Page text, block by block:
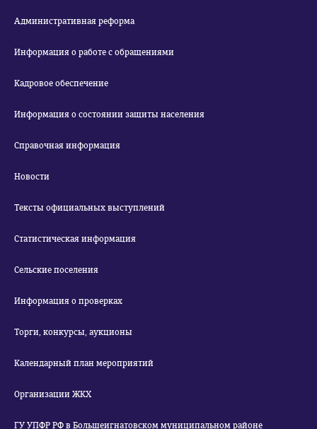
Административная реформа
Информация о работе с обращениями
Кадровое обеспечение
Информация о состоянии защиты населения
Справочная информация
Новости
Тексты официальных выступлений
Статистическая информация
Сельские поселения
Информация о проверках
Торги, конкурсы, аукционы
Календарный план мероприятий
Организации ЖКХ
ГУ УПФР РФ в Большеигнатовском муниципальном районе